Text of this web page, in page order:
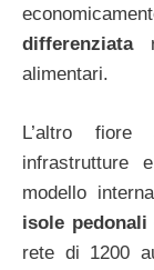
differenziata
alimentari.
L’altro fiore
infrastrutture
modello
isole pedonali
rete di 1200